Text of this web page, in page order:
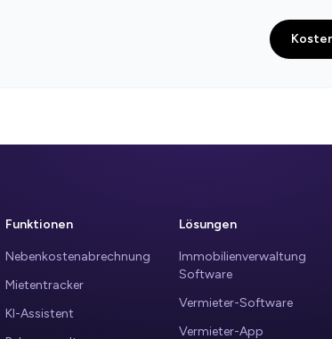
Funktionen
Nebenkostenabrechnung
Mietentracker
KI-Assistent
Lösungen
Immobilienverwaltung
Software
Vermieter-Software
Vermieter-App